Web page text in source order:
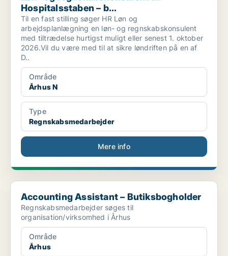
Hospitalsstaben – b...
Til en fast stilling søger HR Løn og
arbejdsplanlægning en løn- og regnskabskonsulent
med tiltrædelse hurtigst muligt eller senest 1. oktober
2026.Vil du være med til at sikre løndriften på en af
D..
Område
Århus N
Type
Regnskabsmedarbejder
Mere info
Accounting Assistant – Butiksbogholder
Accounting Assistant – Butiksbogholder
Regnskabsmedarbejder søges til
organisation/virksomhed i Århus
Område
Århus